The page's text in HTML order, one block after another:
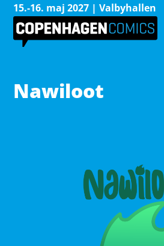
15.-16. maj 2027 | Valbyhallen
Nawiloot